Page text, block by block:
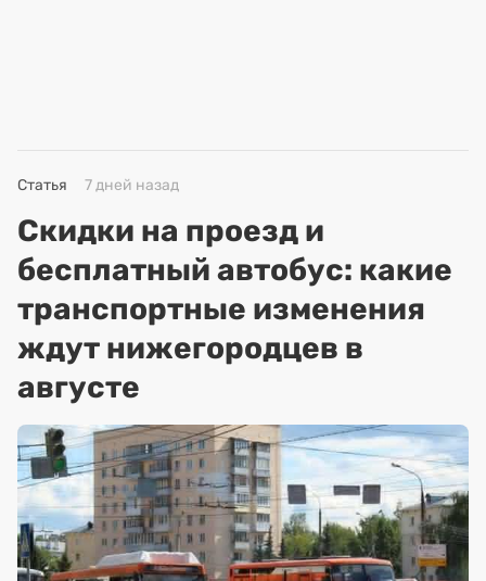
Статья 7 дней назад
Скидки на проезд и
бесплатный автобус: какие
транспортные изменения
ждут нижегородцев в
августе